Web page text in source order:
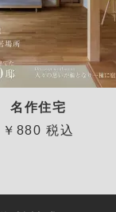
名作住宅
￥880 税込